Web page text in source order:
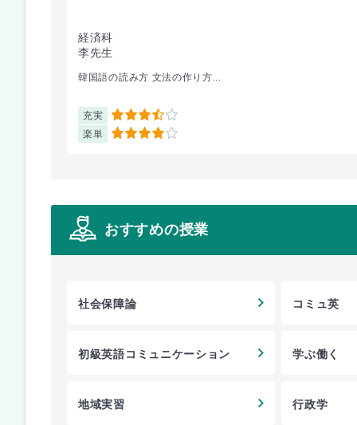
経済科
李先生
韓国語の読み方 文法の作り方...
充実 3.5
楽単 4
おすすめの授業
社会保障論 コミュ英
初級英語コミュニケーション 学ぶ働く
地域実習 行政学